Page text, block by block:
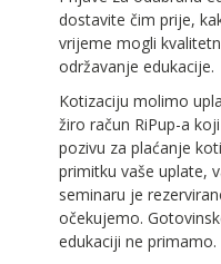
dostavite čim prije,
vrijeme mogli
održavanje edukacije.
Kotizaciju molimo
žiro račun RiPup-a
pozivu za plaćanje
primitku vaše uplate,
seminaru je
očekujemo.
edukaciji ne primamo.